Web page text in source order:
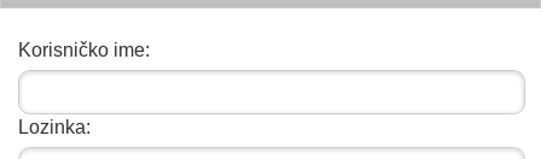
Korisničko ime:
Lozinka: